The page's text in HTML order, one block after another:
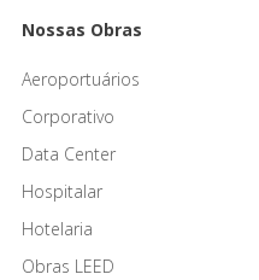
Nossas Obras
Aeroportuários
Corporativo
Data Center
Hospitalar
Hotelaria
Obras LEED